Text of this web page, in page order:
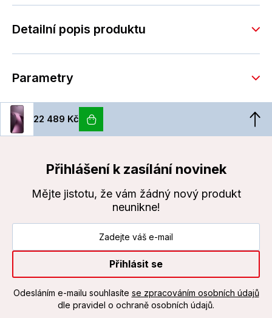
Detailní popis produktu
Parametry
22 489 Kč
Přihlášení k zasílání novinek
Mějte jistotu, že vám žádný nový produkt
neunikne!
Přihlásit se
Odesláním e-mailu souhlasíte se zpracováním osobních údajů
dle pravidel o ochraně osobních údajů.